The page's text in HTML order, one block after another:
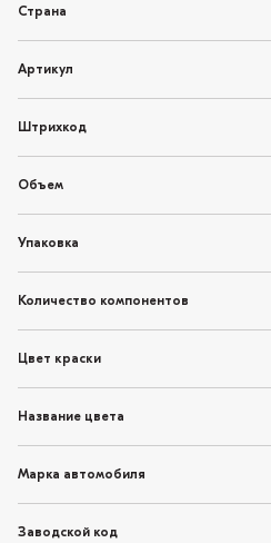
Страна
Артикул
Штрихкод
Объем
Упаковка
Количество компонентов
Цвет краски
Название цвета
Марка автомобиля
Заводской код